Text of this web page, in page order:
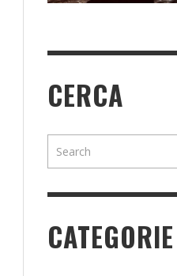
CERCA
CATEGORIE